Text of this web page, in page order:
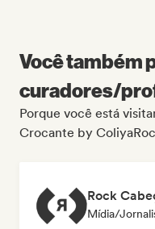
Você também
curadores/
Porque você está
Crocante by
Rock
Mídia/